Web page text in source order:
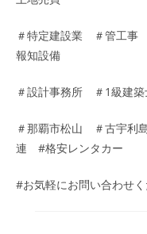
＃特定建設業 ＃管工
報知設備
＃設計事務所 ＃1級建
＃那覇市松山 ＃古宇
連 #格安レンタカー
#お気軽にお問い合わせ